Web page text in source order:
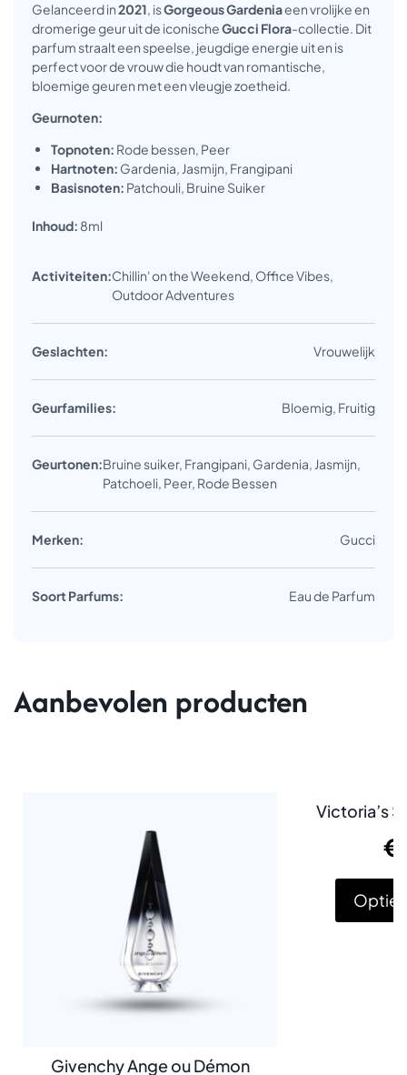
Gelanceerd in2021, isGorgeous Gardeniaeen vrolijke en
dromerige geur uit de iconischeGucci Flora-collectie. Dit
parfum straalt een speelse, jeugdige energie uit en is
perfect voor de vrouw die houdt van romantische,
bloemige geuren met een vleugje zoetheid.
Geurnoten:
Topnoten: Rode bessen, Peer
Hartnoten: Gardenia, Jasmijn, Frangipani
Basisnoten: Patchouli, Bruine Suiker
Inhoud: 8ml
Activiteiten:Chillin' on the Weekend, Office Vibes,
Outdoor Adventures
Geslachten: Vrouwelijk
Geurfamilies: Bloemig, Fruitig
Geurtonen:Bruine suiker, Frangipani, Gardenia, Jasmijn,
Patchoeli, Peer, Rode Bessen
Merken: Gucci
Soort Parfums: Eau de Parfum
Aanbevolen producten
Givenchy Ange ou Démon
Victoria’s
€